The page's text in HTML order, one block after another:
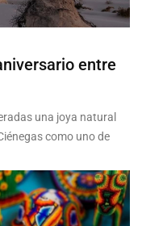
entre
una joya natural
como uno de